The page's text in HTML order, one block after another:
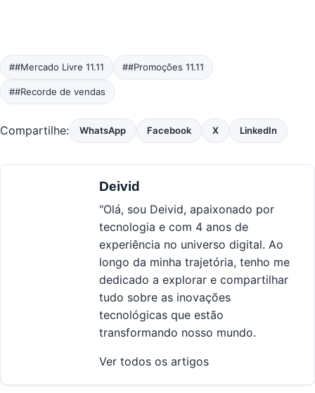
##Mercado Livre 11.11 ##Promoções 11.11
##Recorde de vendas
Compartilhe: WhatsApp Facebook X LinkedIn
Deivid
"Olá, sou Deivid, apaixonado por
tecnologia e com 4 anos de
experiência no universo digital. Ao
longo da minha trajetória, tenho me
dedicado a explorar e compartilhar
tudo sobre as inovações
tecnológicas que estão
transformando nosso mundo.
Ver todos os artigos